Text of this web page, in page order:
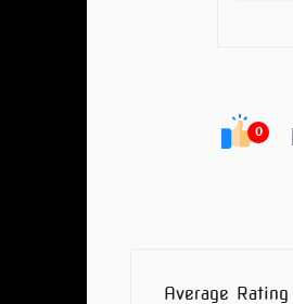
0
Average Rating